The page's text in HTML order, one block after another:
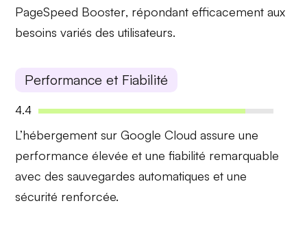
PageSpeed Booster, répondant efficacement aux
besoins variés des utilisateurs.
Performance et Fiabilité
4.4
L’hébergement sur Google Cloud assure une
performance élevée et unefiabilité remarquable
avec des sauvegardes automatiques et une
sécurité renforcée.